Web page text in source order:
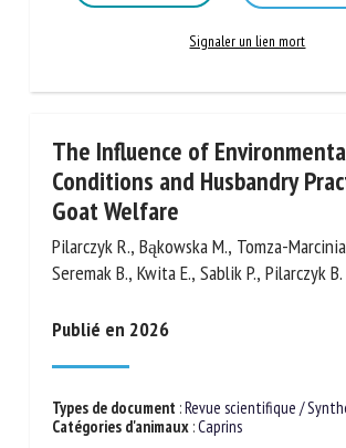
Signaler un lien mort
The Influence of
Conditions and Husbandry
Goat Welfare
Pilarczyk R., Bąkowska M., Tomza-
J., Seremak B., Kwita E., Sablik P., Pilarczyk B.
Publié en 2026
Types de document:Revue scientifique /
Catégories d'animaux:Caprins
En soumettant ce formulaire, j'accepte que
relation avec le CNR BEA. *